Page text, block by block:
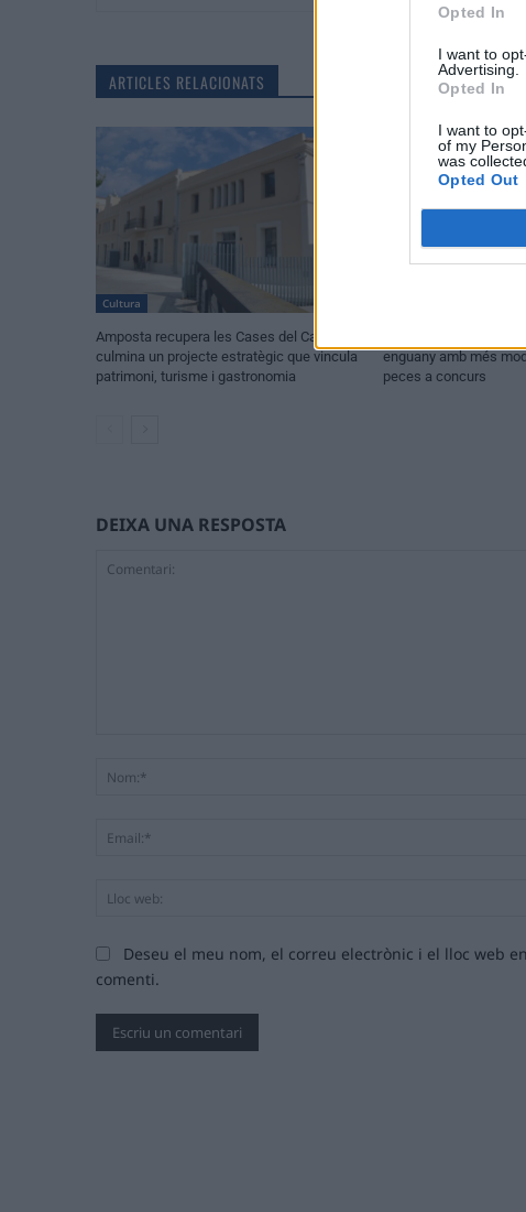
Opted In
I want to
Advertising.
Opted In
I want to
of my
was
Opted Out
ARTICLES RELACIONATS
Cultura
Amposta recupera les Cases del Castell i
culmina un projecte estratègic que vincula
patrimoni, turisme i gastronomia
enguany amb més
peces a concurs
DEIXA UNA RESPOSTA
Deseu el meu nom, el correu electrònic i el lloc web
comenti.